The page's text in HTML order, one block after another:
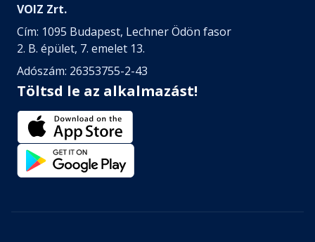
Hetedik lépés – 9. Felnagyítások és
alternatívák
Fejezet hossza: 00:01:03
Fejezet hossza: 00:02:55
Hetedik lépés – A konstruktív és
magabiztos kommunikáció
VOIZ Zrt.
Cím: 1095 Budapest, Lechner Ödön fasor
2. B. épület, 7. emelet 13.
Adószám: 26353755-2-43
Töltsd le az alkalmazást!